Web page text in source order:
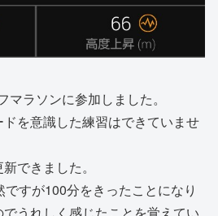
ラソンに参加しました。
を意識した練習はできていませ
できました。
すが100分をきったことになり